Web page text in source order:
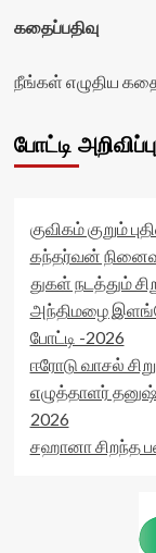
கதைப்பதிவு
நீங்கள் எழுதிய
போட்டி அறிவிப்பு
குவிகம் குறும்
கந்தர்வன்
துகள் நடத்தும்
அந்திமழை
போட்டி -2026
ஈரோடு வாசல்
எழுத்தாளர்
2026
சஹானா சிறந்த